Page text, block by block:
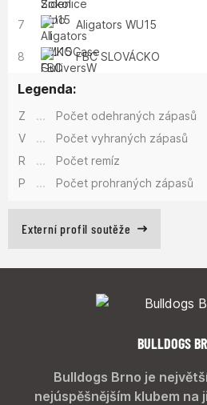
7 Aligators WU15
8 FBC SLOVÁCKO
Legenda:
Z ...
Počet odehraných zápasů
V
...
Počet vyhraných zápasů
R
...
Počet remíz
P
... Počet prohraných zápasů
Externí profil soutěže
BULLDOGS
Bulldogs Brno je
nejúspěšnějším klubem na